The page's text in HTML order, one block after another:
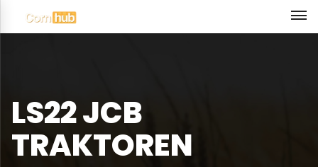
LS22 JCB
TRAKTOREN